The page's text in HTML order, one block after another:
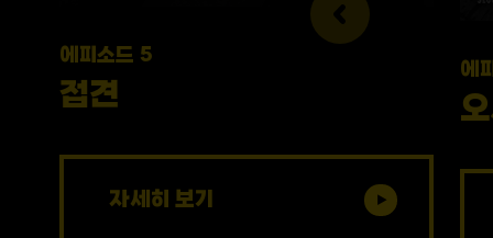
에피소드 5
접견
자세히 보기
에